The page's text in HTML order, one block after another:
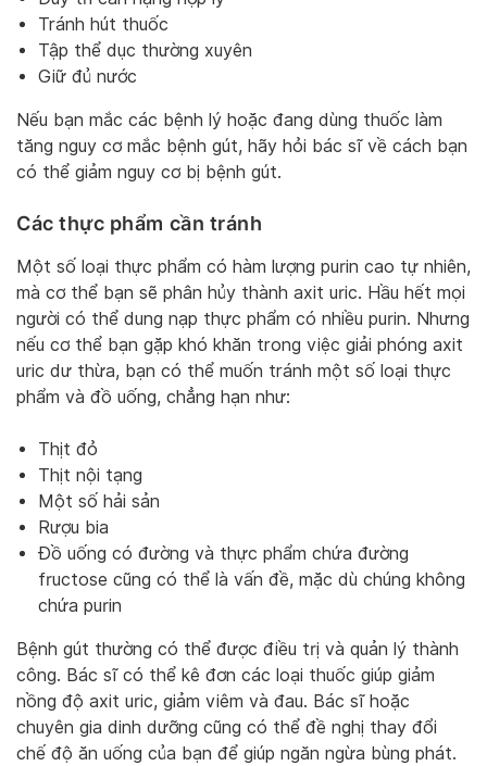
Tránh hút thuốc
Tập thể dục thường xuyên
Giữ đủ nước
Nếu bạn mắc các bệnh lý hoặc đang dùng thuốc làm
tăng nguy cơ mắc bệnh gút, hãy hỏi bác sĩ về cách bạn
có thể giảm nguy cơ bị bệnh gút.
Các thực phẩm cần tránh
Một số loại thực phẩm có hàm lượng purin cao tự nhiên,
mà cơ thể bạn sẽ phân hủy thành axit uric. Hầu hết mọi
người có thể dung nạp thực phẩm có nhiều purin. Nhưng
nếu cơ thể bạn gặp khó khăn trong việc giải phóng axit
uric dư thừa, bạn có thể muốn tránh một số loại thực
phẩm và đồ uống, chẳng hạn như:
Thịt đỏ
Thịt nội tạng
Một số hải sản
Rượu bia
Đồ uống có đường và thực phẩm chứa đường
fructose cũng có thể là vấn đề, mặc dù chúng không
chứa purin
Bệnh gút thường có thể được điều trị và quản lý thành
công. Bác sĩ có thể kê đơn các loại thuốc giúp giảm
nồng độ axit uric, giảm viêm và đau. Bác sĩ hoặc
chuyên gia dinh dưỡng cũng có thể đề nghị thay đổi
chế độ ăn uống của bạn để giúp ngăn ngừa bùng phát.